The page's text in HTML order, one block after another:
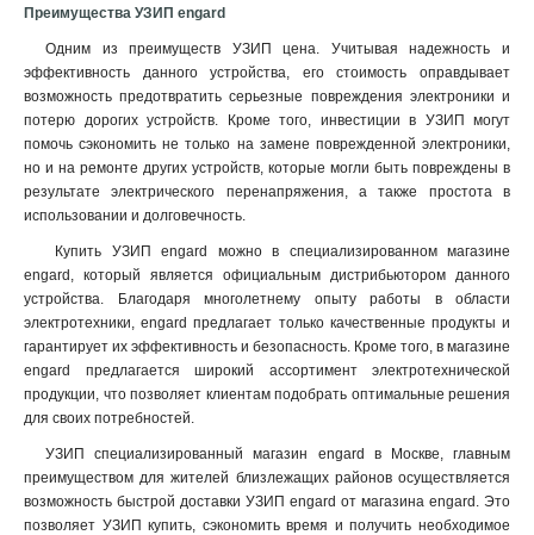
Преимущества УЗИП engard
Одним из преимуществ УЗИП цена. Учитывая надежность и
эффективность данного устройства, его стоимость оправдывает
возможность предотвратить серьезные повреждения электроники и
потерю дорогих устройств. Кроме того, инвестиции в УЗИП могут
помочь сэкономить не только на замене поврежденной электроники,
но и на ремонте других устройств, которые могли быть повреждены в
результате электрического перенапряжения, а также простота в
использовании и долговечность.
Купить УЗИП engard можно в специализированном магазине
engard, который является официальным дистрибьютором данного
устройства. Благодаря многолетнему опыту работы в области
электротехники, engard предлагает только качественные продукты и
гарантирует их эффективность и безопасность. Кроме того, в магазине
engard предлагается широкий ассортимент электротехнической
продукции, что позволяет клиентам подобрать оптимальные решения
для своих потребностей.
УЗИП специализированный магазин engard в Москве, главным
преимуществом для жителей близлежащих районов осуществляется
возможность быстрой доставки УЗИП engard от магазина engard. Это
позволяет УЗИП купить, сэкономить время и получить необходимое